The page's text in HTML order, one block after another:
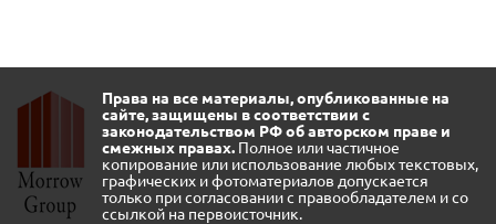
Права на все материалы, опубликованные на
сайте, защищены в соответствии с
законодательством РФ об авторском праве и
смежных правах. Полное или частичное
копирование или использование любых текстовых,
графических и фотоматериалов допускается
только при согласовании с правообладателем и со
ссылкой на первоисточник.